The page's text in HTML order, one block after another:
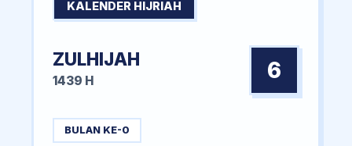
KALENDER HIJRIAH
ZULHIJAH
1439 H 6
BULAN KE-0